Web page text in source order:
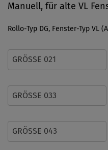
Manuell, für alte VL
Rollo-Typ DG, Fenster-Typ VL
GRÖSSE 021
GRÖSSE 033
GRÖSSE 043